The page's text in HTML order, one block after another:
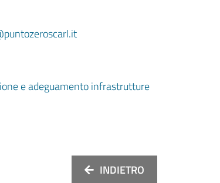
e adeguamento infrastrutture
INDIETRO